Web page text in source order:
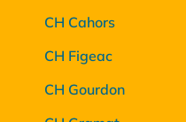
CH Cahors
CH Figeac
CH Gourdon